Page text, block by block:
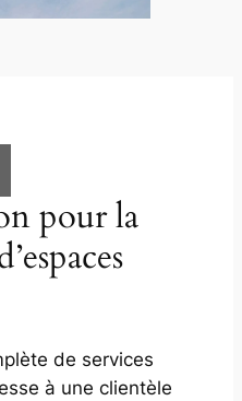
pour la
de services
à une clientèle